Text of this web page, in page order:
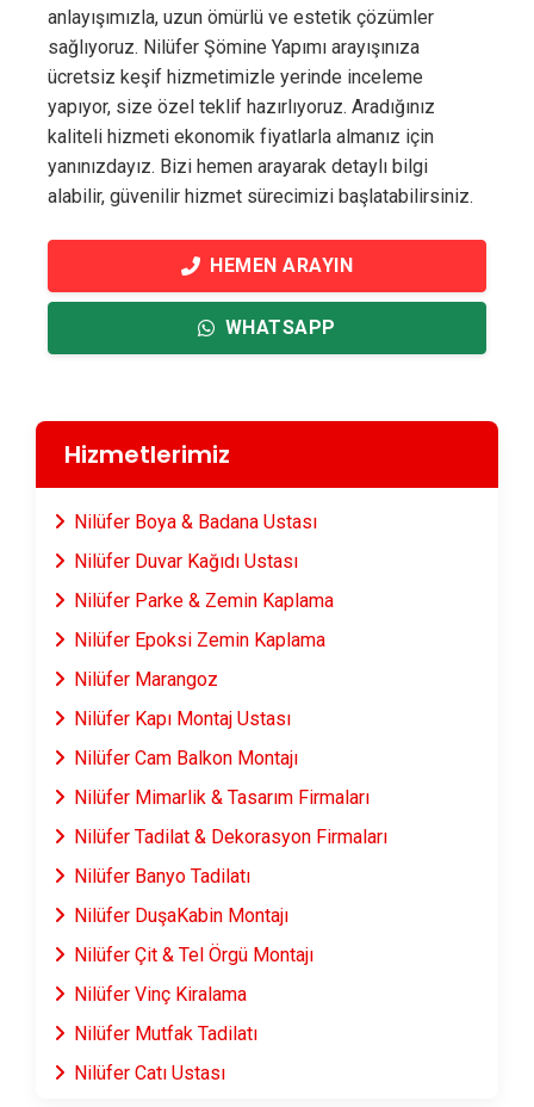
anlayışımızla, uzun ömürlü ve estetik çözümler
sağlıyoruz. Nilüfer Şömine Yapımı arayışınıza
ücretsiz keşif hizmetimizle yerinde inceleme
yapıyor, size özel teklif hazırlıyoruz. Aradığınız
kaliteli hizmeti ekonomik fiyatlarla almanız için
yanınızdayız. Bizi hemen arayarak detaylı bilgi
alabilir, güvenilir hizmet sürecimizi başlatabilirsiniz.
HEMEN ARAYIN
WHATSAPP
Hizmetlerimiz
Nilüfer Boya & Badana Ustası
Nilüfer Duvar Kağıdı Ustası
Nilüfer Parke & Zemin Kaplama
Nilüfer Epoksi Zemin Kaplama
Nilüfer Marangoz
Nilüfer Kapı Montaj Ustası
Nilüfer Cam Balkon Montajı
Nilüfer Mimarlik & Tasarım Firmaları
Nilüfer Tadilat & Dekorasyon Firmaları
Nilüfer Banyo Tadilatı
Nilüfer DuşaKabin Montajı
Nilüfer Çit & Tel Örgü Montajı
Nilüfer Vinç Kiralama
Nilüfer Mutfak Tadilatı
Nilüfer Çatı Ustası